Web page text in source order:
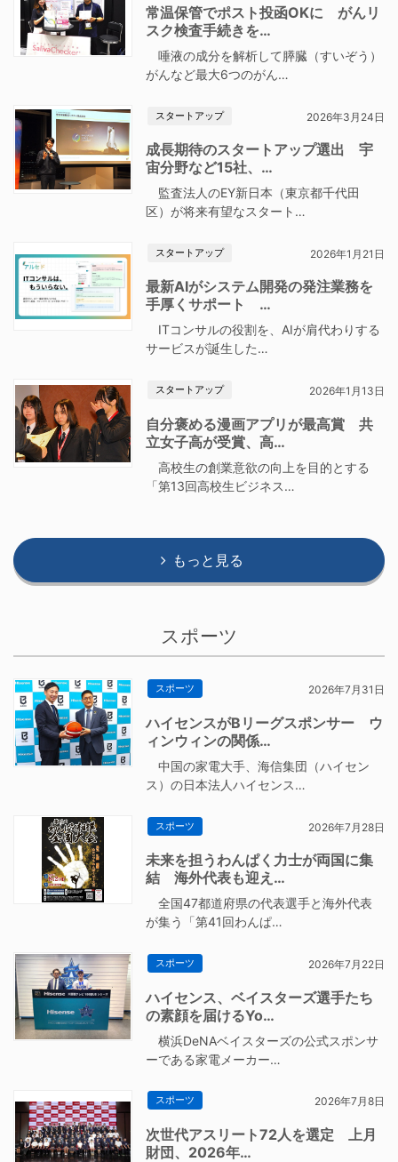
常温保管でポスト投函OKに がんリ
スク検査手続きを…
唾液の成分を解析して膵臓（すいぞう）
がんなど最大6つのがん…
スタートアップ 2026年3月24日
成長期待のスタートアップ選出 宇
宙分野など15社、…
監査法人のEY新日本（東京都千代田
区）が将来有望なスタート…
スタートアップ 2026年1月21日
最新AIがシステム開発の発注業務を
手厚くサポート …
ITコンサルの役割を、AIが肩代わりする
サービスが誕生した…
スタートアップ 2026年1月13日
自分褒める漫画アプリが最高賞 共
立女子高が受賞、高…
高校生の創業意欲の向上を目的とする
「第13回高校生ビジネス…
もっと見る
スポーツ
スポーツ 2026年7月31日
ハイセンスがBリーグスポンサー ウ
ィンウィンの関係…
中国の家電大手、海信集団（ハイセン
ス）の日本法人ハイセンス…
スポーツ 2026年7月28日
未来を担うわんぱく力士が両国に集
結 海外代表も迎え…
全国47都道府県の代表選手と海外代表
が集う「第41回わんぱ…
スポーツ 2026年7月22日
ハイセンス、ベイスターズ選手たち
の素顔を届けるYo…
横浜DeNAベイスターズの公式スポンサ
ーである家電メーカー…
スポーツ 2026年7月8日
次世代アスリート72人を選定 上月
財団、2026年…